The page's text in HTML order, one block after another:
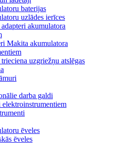
baterijas
uzlādes ierīces
akumulatora
Makita akumulatora
uzgriežņu atslēgas
darba galdi
ēveles
ēveles